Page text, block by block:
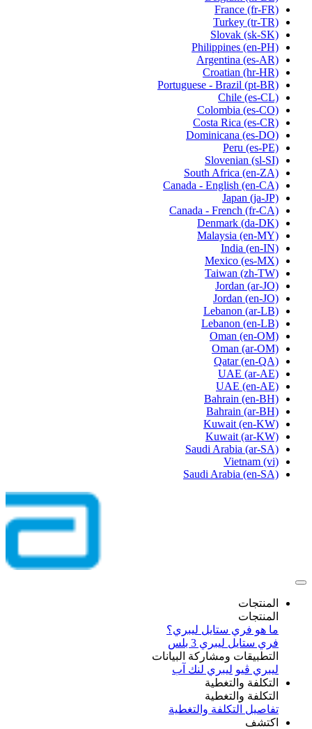
France (fr-FR)
Turkey (tr-TR)
Slovak (sk-SK)
Philippines (en-PH)
Argentina (es-AR)
Croatian (hr-HR)
Portuguese - Brazil (pt-BR)
Chile (es-CL)
Colombia (es-CO)
Costa Rica (es-CR)
Dominicana (es-DO)
Peru (es-PE)
Slovenian (sl-SI)
South Africa (en-ZA)
Canada - English (en-CA)
Japan (ja-JP)
Canada - French (fr-CA)
Denmark (da-DK)
Malaysia (en-MY)
India (en-IN)
Mexico (es-MX)
Taiwan (zh-TW)
Jordan (ar-JO)
Jordan (en-JO)
Lebanon (ar-LB)
Lebanon (en-LB)
Oman (en-OM)
Oman (ar-OM)
Qatar (en-QA)
UAE (ar-AE)
UAE (en-AE)
Bahrain (en-BH)
Bahrain (ar-BH)
Kuwait (en-KW)
Kuwait (ar-KW)
Saudi Arabia (ar-SA)
Vietnam (vi)
Saudi Arabia (en-SA)
المنتجات
المنتجات
ما هو فري ستايل ليبري؟
فري ستايل ليبري 3 بلس​
التطبيقات ومشاركة البيانات
ليبري ڤيو ليبري لنك آب
التكلفة والتغطية
التكلفة والتغطية
تفاصيل التكلفة والتغطية
اكتشف​